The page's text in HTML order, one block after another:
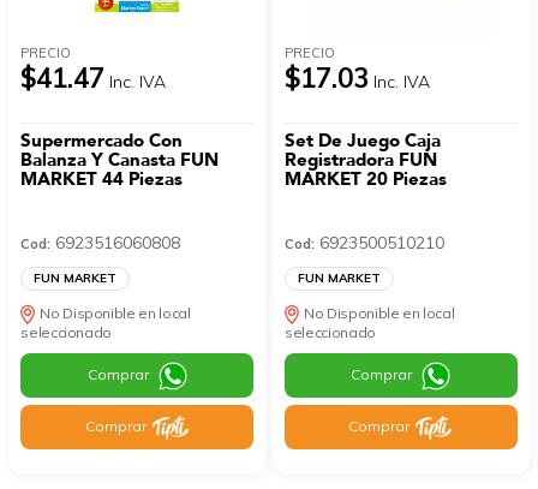
PRECIO
$41.47 Inc. IVA
Supermercado Con
Balanza Y Canasta FUN
MARKET 44 Piezas
Cod: 6923516060808
FUN MARKET
No Disponible en local
seleccionado
Comprar
Comprar
PRECIO
$17.03 Inc. IVA
Set De Juego Caja
Registradora FUN
MARKET 20 Piezas
Cod: 6923500510210
FUN MARKET
No Disponible en local
seleccionado
Comprar
Comprar